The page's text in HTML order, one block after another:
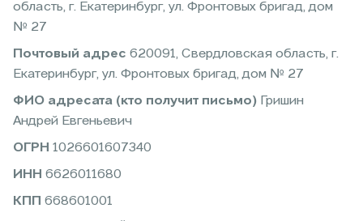
область, г. Екатеринбург, ул. Фронтовых бригад, дом
№ 27
Почтовый адрес 620091, Свердловская область, г.
Екатеринбург, ул. Фронтовых бригад, дом № 27
ФИО адресата (кто получит письмо) Гришин
Андрей Евгеньевич
ОГРН 1026601607340
ИНН 6626011680
КПП 668601001